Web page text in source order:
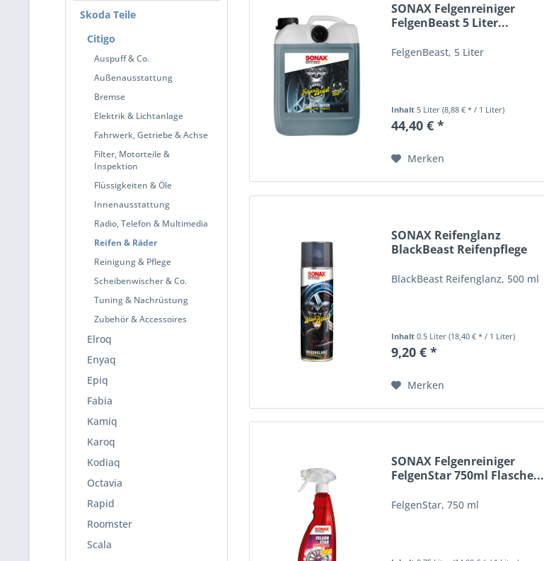
Skoda Teile
Citigo
Auspuff & Co.
Außenausstattung
Bremse
Elektrik & Lichtanlage
Fahrwerk, Getriebe & Achse
Filter, Motorteile &
Inspektion
Flüssigkeiten & Öle
Innenausstattung
Radio, Telefon & Multimedia
Reifen & Räder
Reinigung & Pflege
Scheibenwischer & Co.
Tuning & Nachrüstung
Zubehör & Accessoires
Elroq
Enyaq
Epiq
Fabia
Kamiq
Karoq
Kodiaq
Octavia
Rapid
Roomster
Scala
SONAX Felgenreiniger
FelgenBeast 5 Liter...
FelgenBeast, 5 Liter
Inhalt5 Liter(8,88 € * / 1 Liter)
44,40 € *
Merken
SONAX Reifenglanz
BlackBeast Reifenpflege
BlackBeast Reifenglanz, 500 ml
Inhalt0.5 Liter(18,40 € * / 1 Liter)
9,20 € *
Merken
SONAX Felgenreiniger
FelgenStar 750ml Flasche...
FelgenStar, 750 ml